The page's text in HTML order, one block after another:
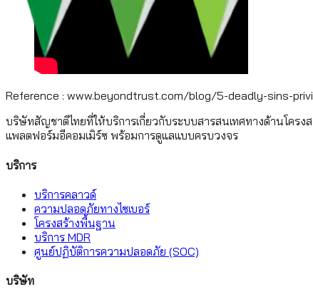
Reference : www.beyondtrust.com/blog/5-deadly-sins-
บริษัทสัญชาติไทยที่ให้บริการเกี่ยวกับระบบสารสนเทศทางด้านโครง
แพลตฟอร์มอีคอมเมิร์ซ พร้อมการดูแลแบบครบวงจร
บริการ
บริการคลาวด์
ความปลอดภัยทางไซเบอร์
โครงสร้างพื้นฐาน
บริการ MDR
ศูนย์ปฏิบัติการความปลอดภัย (SOC)
บริษัท